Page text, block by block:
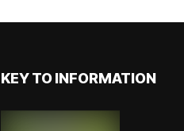
KEY TO INFORMATION